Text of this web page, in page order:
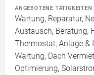
ANGEBOTENE TÄTIGKEITEN
Wartung, Reparatur,
Austausch, Beratung,
Thermostat, Anlage
Wartung, Dach
Optimierung,